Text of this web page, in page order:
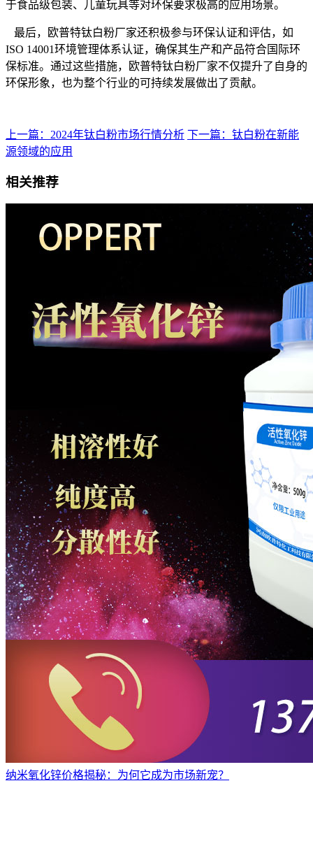
于食品级包装、儿童玩具等对环保要求极高的应用场景。
最后，欧普特钛白粉厂家还积极参与环保认证和评估，如
ISO 14001环境管理体系认证，确保其生产和产品符合国际环
保标准。通过这些措施，欧普特钛白粉厂家不仅提升了自身的
环保形象，也为整个行业的可持续发展做出了贡献。
上一篇：2024年钛白粉市场行情分析 下一篇：钛白粉在新能
源领域的应用
相关推荐
纳米氧化锌价格揭秘：为何它成为市场新宠？